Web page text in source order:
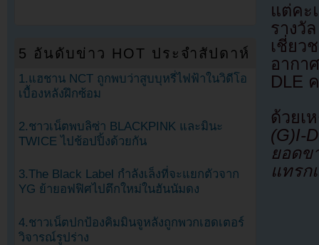
แต่คะ
ราง
เชี่ย
อากา
DLE
ด้วย
(G)I-
ยอดข
แทรก
5 อันดับข่าว HOT ประจำสัปดาห์
1.แฮชาน NCT ถูกพบว่าสูบบุหรี่ไฟฟ้าในวิดีโอ
เบื้องหลังฝึกซ้อม
2.ชาวเน็ตพบลิซ่า BLACKPINK และมินะ
TWICE ไปช้อปปิ้งด้วยกัน
3.The Black Label กำลังเล็งที่จะแยกตัวจาก
YG ย้ายอฟฟิศไปตึกใหม่ในฮันนัมดง
4.ชาวเน็ตปกป้องคิมมินจูหลังถูกพวกเฮดเตอร์
วิจารณ์รูปร่าง